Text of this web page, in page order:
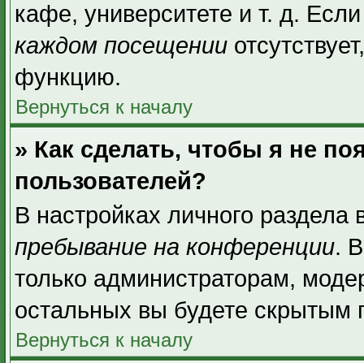
кафе, университете и т. д.
каждом посещении
функцию.
Вернуться к началу
» Как сделать, чтобы я не
пользователей?
В настройках личного
пребывание на конференции.
только администраторам,
остальных вы будете скрытым
Вернуться к началу